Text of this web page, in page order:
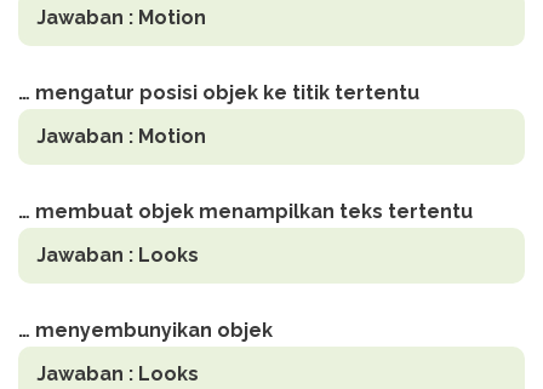
Jawaban : Motion
… mengatur posisi objek ke titik tertentu
Jawaban : Motion
… membuat objek menampilkan teks tertentu
Jawaban : Looks
… menyembunyikan objek
Jawaban : Looks